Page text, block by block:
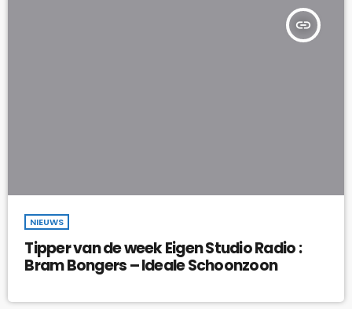
insert_link
NIEUWS
Tipper van de week Eigen Studio Radio :
Bram Bongers – Ideale Schoonzoon